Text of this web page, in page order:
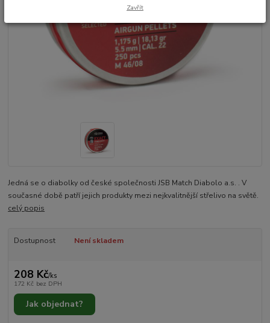
Jedná se o diabolky od české společnosti JSB Match Diabolo a.s. . V
současné době patří jejich produkty mezi nejkvalitnější střelivo na světě.
celý popis
Dostupnost Není skladem
208 Kč/ks
172 Kč bez DPH
Jak objednat?
Zavřít